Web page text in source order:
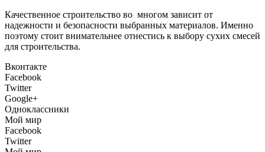
Качественное строительство во многом зависит от
надежности и безопасности выбранных материалов. Именно
поэтому стоит внимательнее отнестись к выбору сухих смесей
для строительства.
Вконтакте
Facebook
Twitter
Google+
Одноклассники
Мой мир
Facebook
Twitter